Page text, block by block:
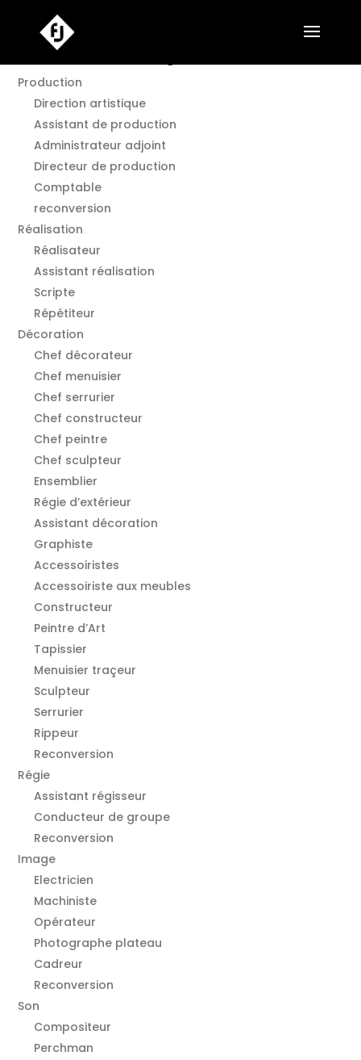
Annuaire Film en Languedoc O.
Production
Direction artistique
Assistant de production
Administrateur adjoint
Directeur de production
Comptable
reconversion
Réalisation
Réalisateur
Assistant réalisation
Scripte
Répétiteur
Décoration
Chef décorateur
Chef menuisier
Chef serrurier
Chef constructeur
Chef peintre
Chef sculpteur
Ensemblier
Régie d’extérieur
Assistant décoration
Graphiste
Accessoiristes
Accessoiriste aux meubles
Constructeur
Peintre d’Art
Tapissier
Menuisier traçeur
Sculpteur
Serrurier
Rippeur
Reconversion
Régie
Assistant régisseur
Conducteur de groupe
Reconversion
Image
Electricien
Machiniste
Opérateur
Photographe plateau
Cadreur
Reconversion
Son
Compositeur
Perchman